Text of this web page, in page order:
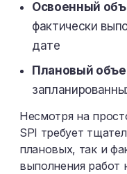
Освоенный
фактически
дате
Плановый
Несмотря на
SPI требует
плановых, так и
выполнения работ